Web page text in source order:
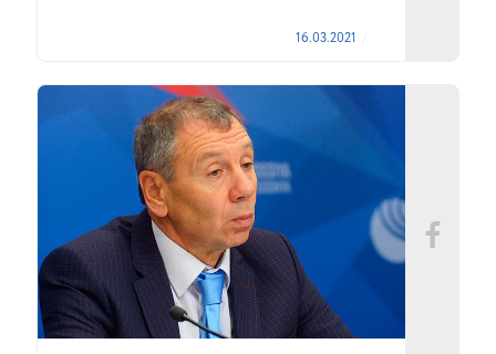
16.03.2021